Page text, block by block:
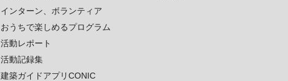
インターン、ボランティア
おうちで楽しめるプログラム
活動レポート
活動記録集
建築ガイドアプリCONIC